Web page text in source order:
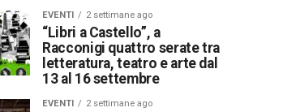
EVENTI 2 settimane ago
“Libri a Castello”, a
Racconigi quattro serate tra
letteratura, teatro e arte dal
13 al 16 settembre
EVENTI 2 settimane ago